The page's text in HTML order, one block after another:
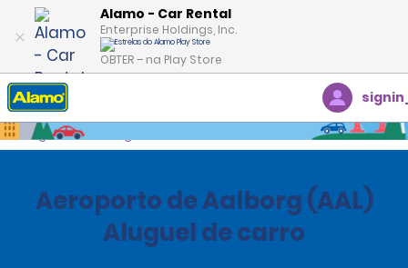
Alamo - Car Rental
Enterprise Holdings, Inc.
OBTER – na Play Store
Página inicial
Aeroporto de Aalborg (AAL)
Aluguel de carro